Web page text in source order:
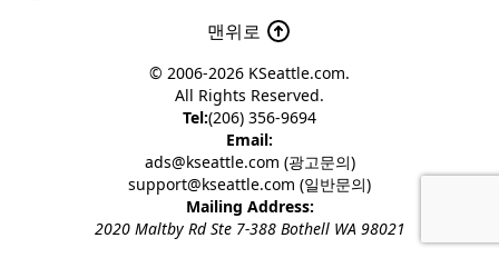
맨위로
© 2006-2026 KSeattle.com.
All Rights Reserved.
Tel:(206) 356-9694
Email:
ads@kseattle.com (광고문의)
support@kseattle.com (일반문의)
Mailing Address:
2020 Maltby Rd Ste 7-388 Bothell WA 98021